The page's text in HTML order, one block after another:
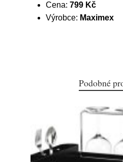
Cena: 799 Kč
Výrobce: Maximex
Podobné